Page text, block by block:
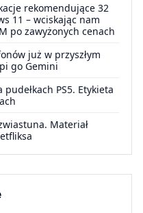
rekomendujące 32
11 – wciskając nam
po zawyżonych cenach
już w przyszłym
go Gemini
PS5. Etykieta
Materiał